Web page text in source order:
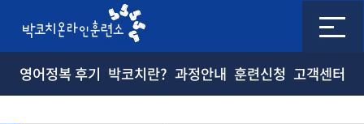
영어정복 후기 박코치란? 과정안내 훈련신청 고객센터